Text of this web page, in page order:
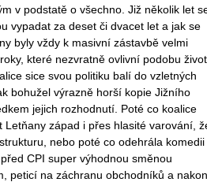
v podstatě o všechno. Již několik let
vypadat za deset či dvacet let a jak se
byly vždy k masivní zástavbě velmi
které nezvratně ovlivní podobu život
sice svou politiku balí do vzletných
bohužel výrazně horší kopie Jižního
jejich rozhodnutí. Poté co koalice
západ i přes hlasité varování,
nebo poté co odehrála komedii
CPI super výhodnou směnou
peticí na záchranu obchodníků a